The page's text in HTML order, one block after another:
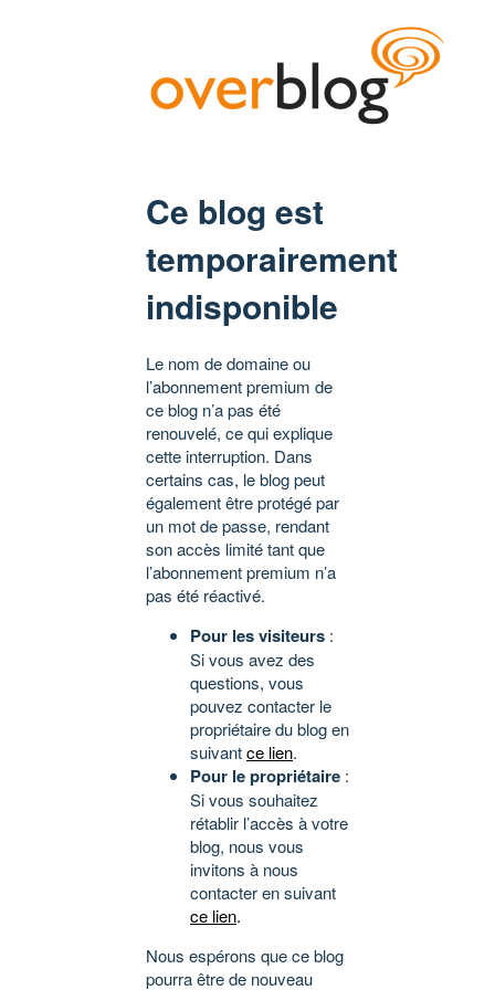
Ce blog est
temporairement
indisponible
Le nom de domaine ou
l’abonnement premium de
ce blog n’a pas été
renouvelé, ce qui explique
cette interruption. Dans
certains cas, le blog peut
également être protégé par
un mot de passe, rendant
son accès limité tant que
l’abonnement premium n’a
pas été réactivé.
Pour les visiteurs :
Si vous avez des
questions, vous
pouvez contacter le
propriétaire du blog en
suivantce lien.
Pour le propriétaire :
Si vous souhaitez
rétablir l’accès à votre
blog, nous vous
invitons à nous
contacter en suivant
ce lien.
Nous espérons que ce blog
pourra être de nouveau